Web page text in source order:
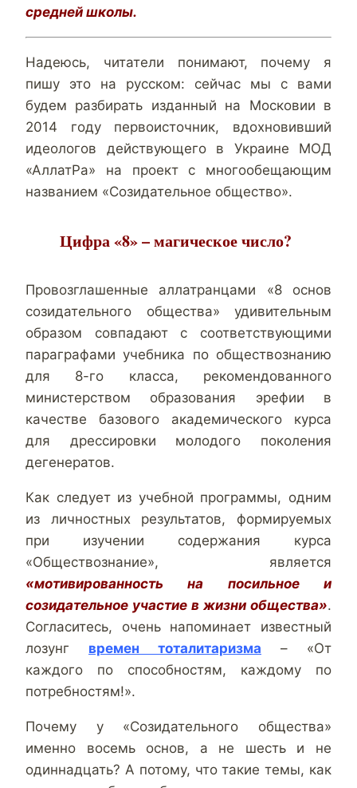
средней школы.
Надеюсь, читатели понимают, почему я
пишу это на русском: сейчас мы с вами
будем разбирать изданный на Московии в
2014 году первоисточник, вдохновивший
идеологов действующего в Украине МОД
«АллатРа» на проект с многообещающим
названием «Созидательное общество».
Цифра «8» – магическое число?
Провозглашенные аллатранцами «8 основ
созидательного общества» удивительным
образом совпадают с соответствующими
параграфами учебника по обществознанию
для 8-го класса, рекомендованного
министерством образования эрефии в
качестве базового академического курса
для дрессировки молодого поколения
дегенератов.
Как следует из учебной программы, одним
из личностных результатов, формируемых
при изучении содержания курса
«Обществознание», является
«мотивированность на посильное и
созидательное участие в жизни общества».
Согласитесь, очень напоминает известный
лозунг времен тоталитаризма – «От
каждого по способностям, каждому по
потребностям!».
Почему у «Созидательного общества»
именно восемь основ, а не шесть и не
одиннадцать? А потому, что такие темы, как